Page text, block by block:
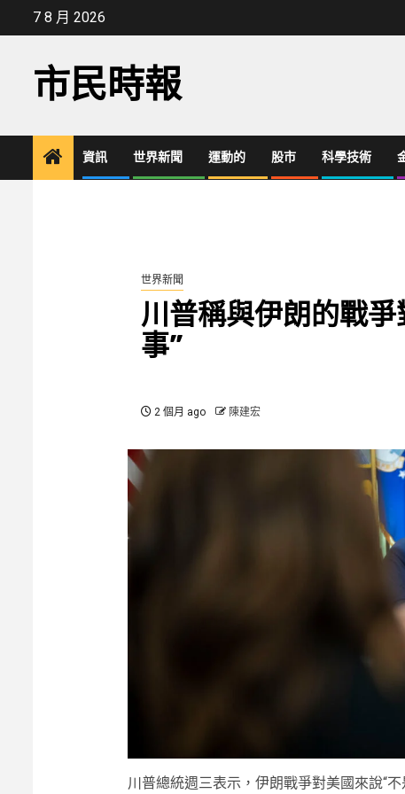
7 8 月 2026
市民時報
資訊 世界新聞 運動的 股市 科學技術
世界新聞
川普稱與伊朗的戰
事”
2 個月 ago 陳建宏
川普總統週三表示，伊朗戰爭對美國來說“